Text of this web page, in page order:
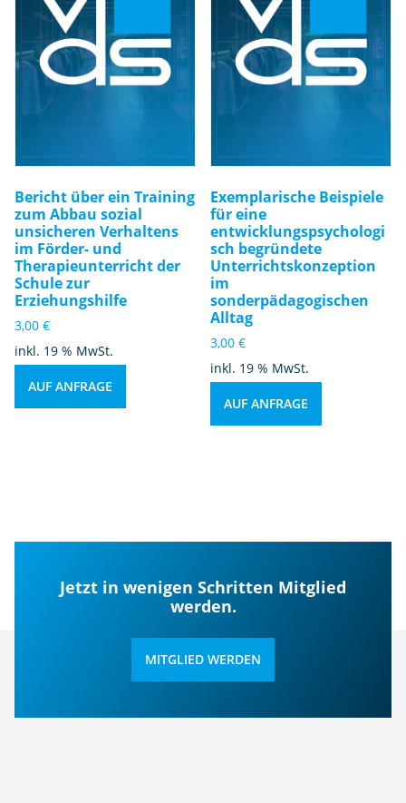
Bericht über ein Training
zum Abbau sozial
unsicheren Verhaltens
im Förder- und
Therapieunterricht der
Schule zur
Erziehungshilfe
3,00 €
inkl. 19 % MwSt.
AUF ANFRAGE
Exemplarische Beispiele
für eine
entwicklungspsychologi
sch begründete
Unterrichtskonzeption
im
sonderpädagogischen
Alltag
3,00€
inkl. 19 % MwSt.
AUF ANFRAGE
Jetzt in wenigen Schritten Mitglied
werden.
MITGLIED WERDEN